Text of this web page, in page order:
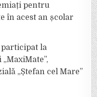
pentru
în acest an școlar
participat la
„Ștefan cel Mare”